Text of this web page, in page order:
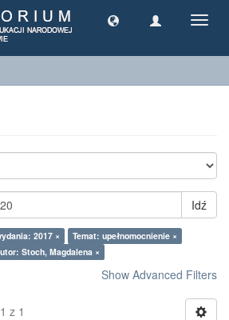
Idź
2017 ×
Temat: upełnomocnienie ×
Stoch, Magdalena ×
Show Advanced Filters
z 1